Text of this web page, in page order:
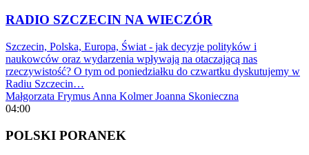
RADIO SZCZECIN NA WIECZÓR
Szczecin, Polska, Europa, Świat - jak decyzje polityków i
naukowców oraz wydarzenia wpływają na otaczającą nas
rzeczywistość? O tym od poniedziałku do czwartku dyskutujemy w
Radiu Szczecin…
Małgorzata Frymus Anna Kolmer Joanna Skonieczna
04:00
POLSKI PORANEK